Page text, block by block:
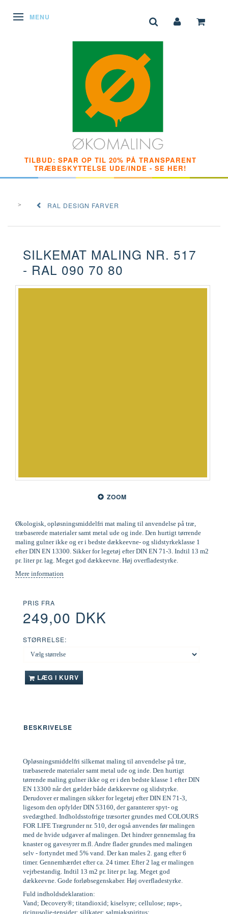
SKIFTE NAVIGATION
MENU
TILBUD: SPAR OP TIL 20% PÅ TRANSPARENT
TRÆBESKYTTELSE UDE/INDE - SE HER!
RAL DESIGN FARVER
SILKEMAT MALING NR. 517
- RAL 090 70 80
ZOOM
Økologisk, opløsningsmiddelfri mat maling til anvendelse på træ,
træbaserede materialer samt metal ude og inde. Den hurtigt tørrende
maling gulner ikke og er i bedste dækkeevne- og slidstyrkeklasse 1
efter DIN EN 13300. Sikker for legetøj efter DIN EN 71-3. Indtil 13 m2
pr. liter pr. lag. Meget god dækkeevne. Høj overfladestyrke.
Mere information
PRIS FRA
249,00 DKK
STØRRELSE:
LÆG I KURV
BESKRIVELSE
Opløsningsmiddelfri silkemat maling til anvendelse på træ,
træbaserede materialer samt metal ude og inde. Den hurtigt
tørrende maling gulner ikke og er i den bedste klasse 1 efter DIN
EN 13300 når det gælder både dækkeevne og slidstyrke.
Derudover er malingen sikker for legetøj efter DIN EN 71-3,
ligesom den opfylder DIN 53160, der garanterer spyt- og
svedægthed. Indholdsstofrige træsorter grundes med COLOURS
FOR LIFE Trægrunder nr. 510, der også anvendes før malingen
med de hvide udgaver af malingen. Det hindrer gennemslag fra
knaster og gavesyrer m.fl. Andre flader grundes med malingen
selv - fortyndet med 5% vand. Der kan males 2. gang efter 6
timer. Gennemhærdet efter ca. 24 timer. Efter 2 lag er malingen
vejrbestandig. Indtil 13 m2 pr. liter pr. lag. Meget god
dækkeevne. Gode forløbsegenskaber. Høj overfladestyrke.
Fuld indholdsdeklaration:
Vand; Decovery®; titandioxid; kiselsyre; cellulose; raps-,
ricinusolie-tensider; silikater; salmiakspiritus;